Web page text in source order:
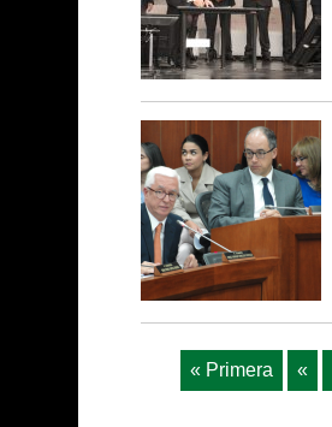
« Primera «